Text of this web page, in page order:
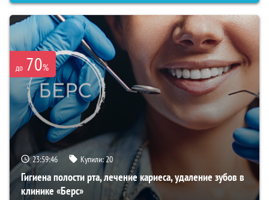
до 70%
23:59:45 Купили:20
Гигиена полости рта, лечение кариеса, удаление зубов в
клинике «Берс»